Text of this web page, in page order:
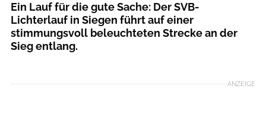
Ein Lauf für die gute Sache: Der SVB-
Lichterlauf in Siegen führt auf einer
stimmungsvoll beleuchteten Strecke an der
Sieg entlang.
ANZEIGE